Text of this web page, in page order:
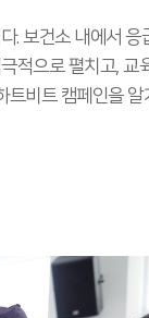
. 보건소 내에서 응
적으로 펼치고, 교
비트 캠페인을 알